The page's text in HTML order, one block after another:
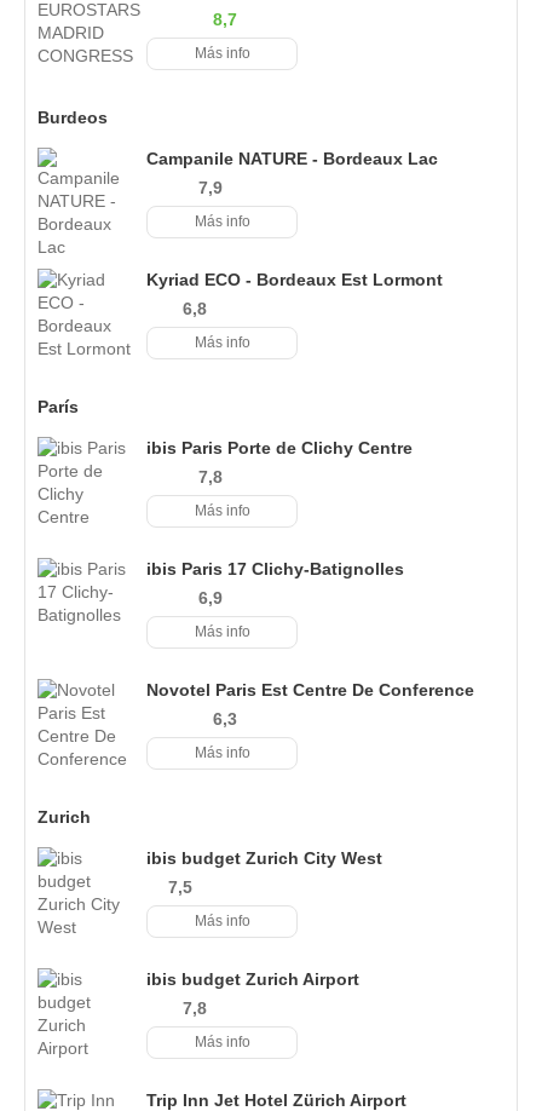
8,7
Más info
Burdeos
Campanile NATURE - Bordeaux Lac
7,9
Más info
Kyriad ECO - Bordeaux Est Lormont
6,8
Más info
París
ibis Paris Porte de Clichy Centre
7,8
Más info
ibis Paris 17 Clichy-Batignolles
6,9
Más info
Novotel Paris Est Centre De Conference
6,3
Más info
Zurich
ibis budget Zurich City West
7,5
Más info
ibis budget Zurich Airport
7,8
Más info
Trip Inn Jet Hotel Zürich Airport